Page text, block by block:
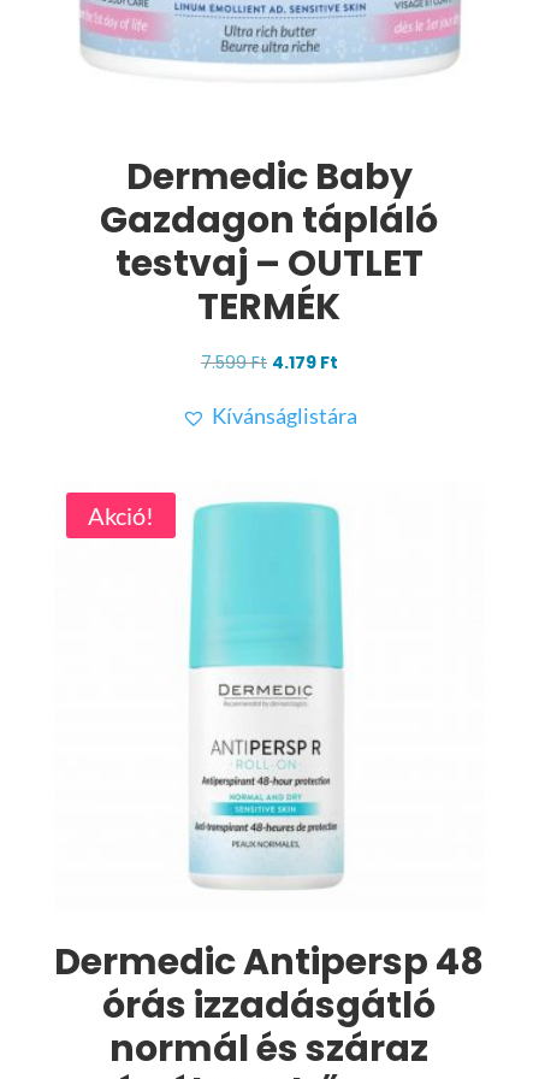
Dermedic Baby
Gazdagon tápláló
testvaj – OUTLET
TERMÉK
7.599Ft Original
was:
4.179 FtCurrent
is:
Kívánságlistára
Akció!
Dermedic Antipersp 48
órás izzadásgátló
normál és száraz